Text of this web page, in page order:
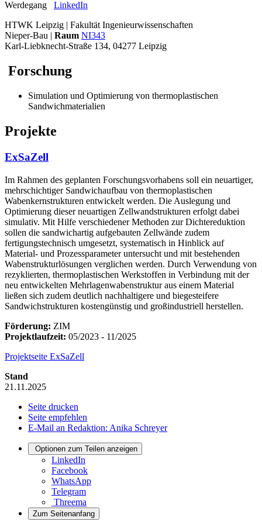
Werdegang LinkedIn
HTWK Leipzig | Fakultät Ingenieurwissenschaften
Nieper-Bau | Raum NI343
Karl-Liebknecht-Straße 134, 04277 Leipzig
Forschung
Simulation und Optimierung von thermoplastischen
Sandwichmaterialien
Projekte
ExSaZell
Im Rahmen des geplanten Forschungsvorhabens soll ein neuartiger,
mehrschichtiger Sandwichaufbau von thermoplastischen
Wabenkernstrukturen entwickelt werden. Die Auslegung und
Optimierung dieser neuartigen Zellwandstrukturen erfolgt dabei
simulativ. Mit Hilfe verschiedener Methoden zur Dichtereduktion
sollen die sandwichartig aufgebauten Zellwände zudem
fertigungstechnisch umgesetzt, systematisch in Hinblick auf
Material- und Prozessparameter untersucht und mit bestehenden
Wabenstrukturlösungen verglichen werden. Durch Verwendung von
rezyklierten, thermoplastischen Werkstoffen in Verbindung mit der
neu entwickelten Mehrlagenwabenstruktur aus einem Material
ließen sich zudem deutlich nachhaltigere und biegesteifere
Sandwichstrukturen kostengünstig und großindustriell herstellen.
Förderung: ZIM
Projektlaufzeit: 05/2023 - 11/2025
Projektseite ExSaZell
Stand
21.11.2025
Seite drucken
Seite empfehlen
E-Mail an Redaktion: Anika Schreyer
Optionen zum Teilen anzeigen
LinkedIn
Facebook
WhatsApp
Telegram
Threema
Zum Seitenanfang